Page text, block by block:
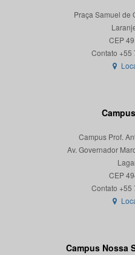
Praça Samuel de
CEP
Campus Prof.
Av. Governador
CEP
Campus Nossa